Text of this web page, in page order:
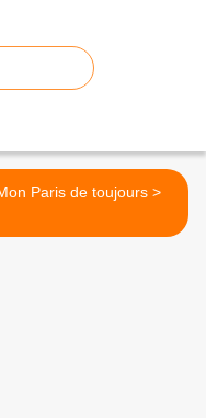
Mon Paris de toujours >